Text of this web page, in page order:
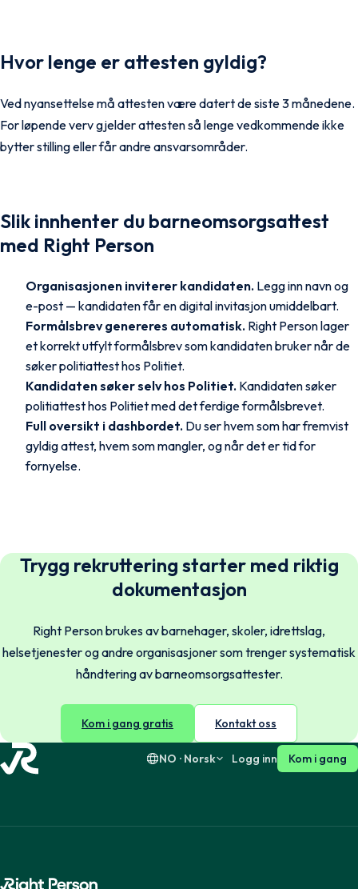
Hvor lenge er attesten gyldig?
Ved nyansettelse må attesten være datert de siste 3 månedene.
For løpende verv gjelder attesten så lenge vedkommende ikke
bytter stilling eller får andre ansvarsområder.
Slik innhenter du barneomsorgsattest
med Right Person
Organisasjonen inviterer kandidaten. Legg inn navn og
e-post — kandidaten får en digital invitasjon umiddelbart.
Formålsbrev genereres automatisk. Right Person lager
et korrekt utfylt formålsbrev som kandidaten bruker når de
søker politiattest hos Politiet.
Kandidaten søker selv hos Politiet. Kandidaten søker
politiattest hos Politiet med det ferdige formålsbrevet.
Full oversikt i dashbordet. Du ser hvem som har fremvist
gyldig attest, hvem som mangler, og når det er tid for
fornyelse.
Trygg rekruttering starter med riktig
dokumentasjon
Right Person brukes av barnehager, skoler, idrettslag,
helsetjenester og andre organisasjoner som trenger systematisk
håndtering av barneomsorgsattester.
Kom i gang gratis Kontakt oss
NO · Norsk
Svenska English
Dansk English
Suomi English
Logg inn Kom i gang